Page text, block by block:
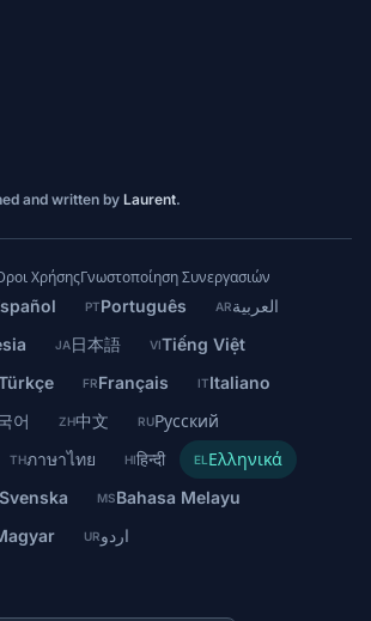
and written by Laurent.
ΧρήσηςΓνωστοποίηση Συνεργασιών
PTPortuguês ARالعربية
JA日本語 VITiếng Việt
FRFrançais ITItaliano
어 ZH中文 RUРусский
THภาษาไทย HIहिन्दी EL Ελληνικά
Svenska MSBahasa Melayu
URاردو